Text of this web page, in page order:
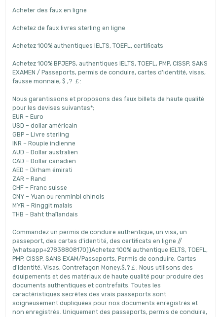
Acheter des faux en ligne
Achetez de faux livres sterling en ligne
Achetez 100% authentiques IELTS, TOEFL, certificats
Achetez 100% BPJEPS, authentiques IELTS, TOEFL, PMP, CISSP, SANS
EXAMEN / Passeports, permis de conduire, cartes d'identité, visas,
fausse monnaie, $ ,? ￡:
Nous garantissons et proposons des faux billets de haute qualité
pour les devises suivantes*;
EUR – Euro
USD – dollar américain
GBP – Livre sterling
INR – Roupie indienne
AUD – Dollar australien
CAD – Dollar canadien
AED – Dirham émirati
ZAR – Rand
CHF – Franc suisse
CNY – Yuan ou renminbi chinois
MYR – Ringgit malais
THB – Baht thaïlandais
Commandez un permis de conduire authentique, un visa, un
passeport, des cartes d'identité, des certificats en ligne //
(whatsapp+27838808170))Achetez 100% authentique IELTS, TOEFL,
PMP, CISSP, SANS EXAM/Passeports, Permis de conduire, Cartes
d'identité, Visas, Contrefaçon Money,$,?￡: Nous utilisons des
équipements et des matériaux de haute qualité pour produire des
documents authentiques et contrefaits. Toutes les
caractéristiques secrètes des vrais passeports sont
soigneusement dupliquées pour nos documents enregistrés et
non enregistrés. Uniquement des passeports, permis de conduire,